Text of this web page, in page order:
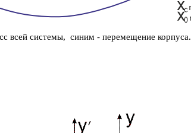
всей системы, синим - перемещение корпуса.